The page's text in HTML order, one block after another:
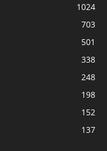
1024
703
501
338
248
198
152
137